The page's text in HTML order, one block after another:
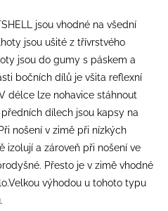
jsou vhodné na všední
jsou ušité z třívrstvého
jsou do gumy s páskem a
bočních dílů je všita reflexní
délce lze nohavice stáhnout
dílech jsou kapsy na
nošení v zimě při nízkých
izolují a zároveň při nošení ve
Přesto je v zimě vhodné
výhodou u tohoto typu